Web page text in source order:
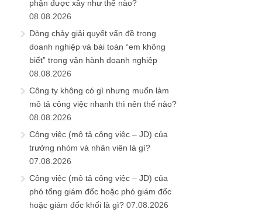
phận được xây như thế nào?
08.08.2026
Dòng chảy giải quyết vấn đề trong
doanh nghiệp và bài toán “em không
biết” trong vận hành doanh nghiệp
08.08.2026
Công ty không có gì nhưng muốn làm
mô tả công việc nhanh thì nên thế nào?
08.08.2026
Công việc (mô tả công việc – JD) của
trưởng nhóm và nhân viên là gì?
07.08.2026
Công việc (mô tả công việc – JD) của
phó tổng giám đốc hoặc phó giám đốc
hoặc giám đốc khối là gì? 07.08.2026